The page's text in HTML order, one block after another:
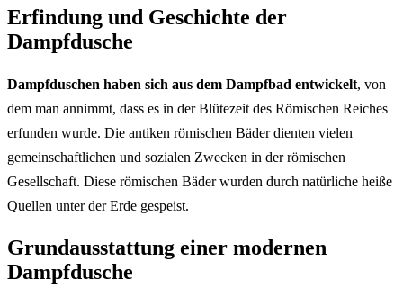
Erfindung und Geschichte der
Dampfdusche
Dampfduschen haben sich aus dem Dampfbad entwickelt, von
dem man annimmt, dass es in der Blütezeit des Römischen Reiches
erfunden wurde. Die antiken römischen Bäder dienten vielen
gemeinschaftlichen und sozialen Zwecken in der römischen
Gesellschaft. Diese römischen Bäder wurden durch natürliche heiße
Quellen unter der Erde gespeist.
Grundausstattung einer modernen
Dampfdusche